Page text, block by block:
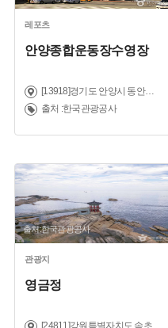
레포츠
안양종합운동장수영장
[13918]경기도 안양시 동안구 평촌대로 389
출처 :한국관광공사
출처:한국관광공사
관광지
영금정
[24811]강원특별자치도 속초시 영금정로 43 (동명동)